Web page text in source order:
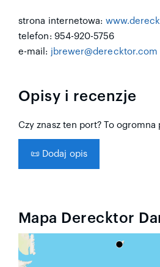
strona internetowa:
telefon: 954-920-5756
e-mail: jbrewer@derecktor.com
Opisy i recenzje
Czy znasz ten port? To
📜 Dodaj opis
Mapa Derecktor